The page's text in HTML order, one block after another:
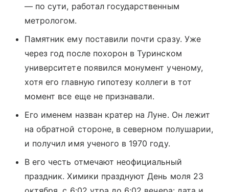
— по сути, работал государственным
метрологом.
Памятник ему поставили почти сразу. Уже
через год после похорон в Туринском
университете появился монумент ученому,
хотя его главную гипотезу коллеги в тот
момент все еще не признавали.
Его именем назван кратер на Луне. Он лежит
на обратной стороне, в северном полушарии,
и получил имя ученого в 1970 году.
В его честь отмечают неофициальный
праздник. Химики празднуют День моля 23